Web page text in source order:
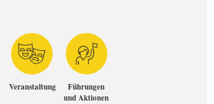
Veranstaltung
Führungen
und Aktionen